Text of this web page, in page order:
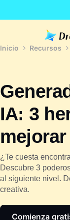
Inicio
Recursos
IA: 3
¿Te cuesta
Descubre 3
al siguiente nivel.
creativa.
Comienza